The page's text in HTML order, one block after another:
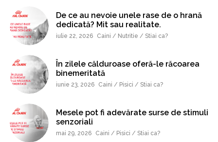
De ce au nevoie unele rase de o hrană
dedicată? Mit sau realitate.
iulie 22, 2026 Caini / Nutritie / Stiai ca?
În zilele călduroase oferă-le răcoarea
binemeritată
iunie 23, 2026 Caini / Pisici / Stiai ca?
Mesele pot fi adevărate surse de stimuli
senzoriali
mai 29, 2026 Caini / Pisici / Stiai ca?